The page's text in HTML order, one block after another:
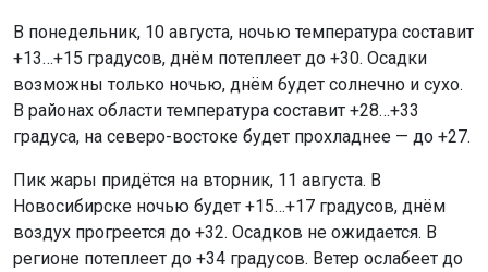
В понедельник, 10 августа, ночью температура составит
+13…+15 градусов, днём потеплеет до +30. Осадки
возможны только ночью, днём будет солнечно и сухо.
В районах области температура составит +28…+33
градуса, на северо-востоке будет прохладнее — до +27.
Пик жары придётся на вторник, 11 августа. В
Новосибирске ночью будет +15…+17 градусов, днём
воздух прогреется до +32. Осадков не ожидается. В
регионе потеплеет до +34 градусов. Ветер ослабеет до